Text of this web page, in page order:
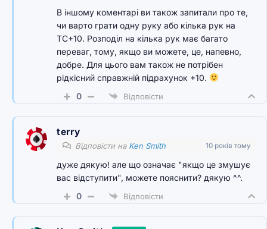
В іншому коментарі ви також запитали про те,
чи варто грати одну руку або кілька рук на
TC+10. Розподіл на кілька рук має багато
переваг, тому, якщо ви можете, це, напевно,
добре. Для цього вам також не потрібен
рідкісний справжній підрахунок +10.
0
Відповісти
terry
Відповісти на Ken Smith 10 років тому
дуже дякую! але що означає "якщо це змушує
вас відступити", можете пояснити? дякую ^^.
0
Відповісти